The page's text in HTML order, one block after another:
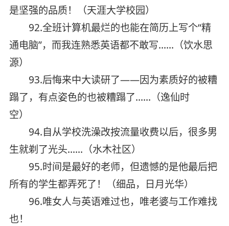
是坚强的品质！（天涯大学校园）
92.全班计算机最烂的也能在简历上写个“精
通电脑”，而我连熟悉英语都不敢写……（饮水思
源）
93.后悔来中大读研了——因为素质好的被糟
蹋了，有点姿色的也被糟蹋了……（逸仙时
空）
94.自从学校洗澡改按流量收费以后，很多男
生就剃了光头……（水木社区）
95.时间是最好的老师，但遗憾的是他最后把
所有的学生都弄死了！（细品，日月光华）
96.唯女人与英语难过也，唯老婆与工作难找
也！